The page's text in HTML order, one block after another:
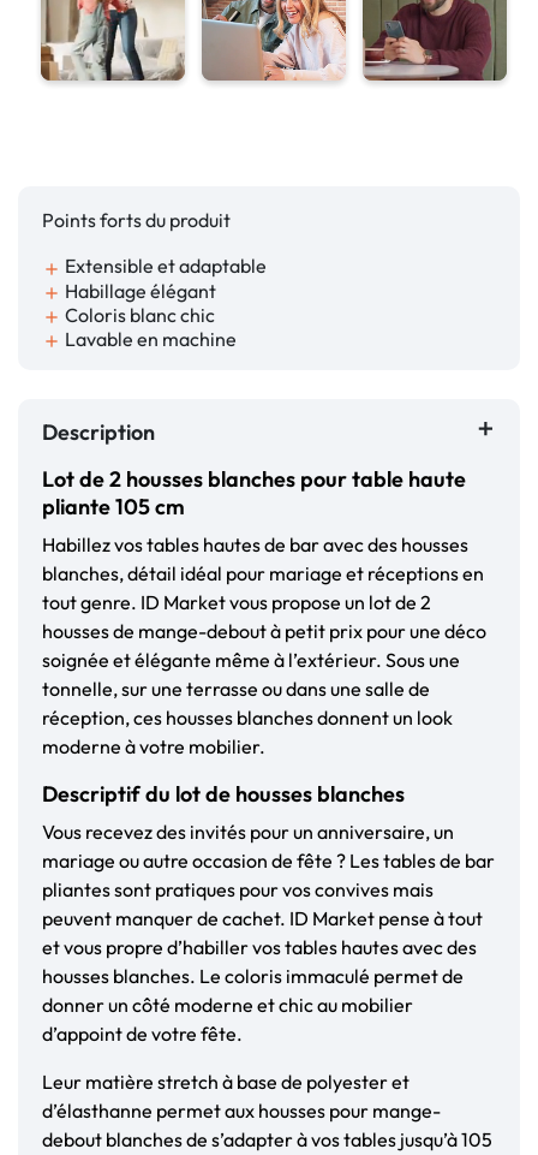
Points forts du produit
add Extensible et adaptable
add Habillage élégant
add Coloris blanc chic
add Lavable en machine
Description
Lot de 2 housses blanches pour table haute
pliante 105 cm
Habillez vos tables hautes de bar avec des housses
blanches, détail idéal pour mariage et réceptions en
tout genre. ID Market vous propose un lot de 2
housses de mange-debout à petit prix pour une déco
soignée et élégante même à l’extérieur. Sous une
tonnelle, sur une terrasse ou dans une salle de
réception, ces housses blanches donnent un look
moderne à votre mobilier.
Descriptif du lot de housses blanches
Vous recevez des invités pour un anniversaire, un
mariage ou autre occasion de fête ? Les tables de bar
pliantes sont pratiques pour vos convives mais
peuvent manquer de cachet. ID Market pense à tout
et vous propre d’habiller vos tables hautes avec des
housses blanches. Le coloris immaculé permet de
donner un côté moderne et chic au mobilier
d’appoint de votre fête.
Leur matière stretch à base de polyester et
d’élasthanne permet aux housses pour mange-
debout blanches de s’adapter à vos tables jusqu’à 105